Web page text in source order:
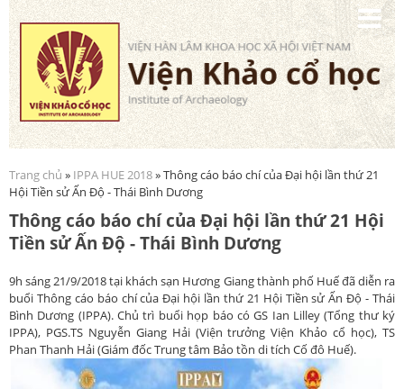
Nhảy
đến
nội
dung
Bạn đang ở đây
Trang chủ » IPPA HUE 2018» Thông cáo báo chí của Đại hội lần thứ 21
Hội Tiền sử Ấn Độ - Thái Bình Dương
Thông cáo báo chí của Đại hội lần thứ 21 Hội
Tiền sử Ấn Độ - Thái Bình Dương
9h sáng 21/9/2018 tại khách sạn Hương Giang thành phố Huế đã diễn ra
buổi Thông cáo báo chí của Đại hội lần thứ 21 Hội Tiền sử Ấn Độ - Thái
Bình Dương (IPPA). Chủ trì buổi họp báo có GS Ian Lilley (Tổng thư ký
IPPA), PGS.TS Nguyễn Giang Hải (Viện trưởng Viện Khảo cổ học), TS
Phan Thanh Hải (Giám đốc Trung tâm Bảo tồn di tích Cố đô Huế).